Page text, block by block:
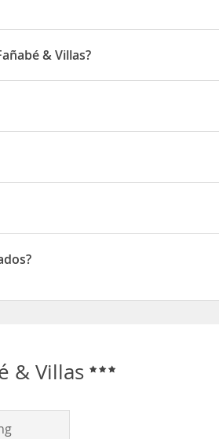
& Villas?
y la salida de 07:00 a 12:00 horas
por carretera en encontrar el
solo 7 minutos andando.
paseo. Además, laparada de autobús
& Villas